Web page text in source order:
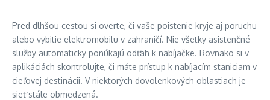
Pred dlhšou cestou si overte, či vaše poistenie kryje aj poruchu
alebo vybitie elektromobilu v zahraničí. Nie všetky asistenčné
služby automaticky ponúkajú odťah k nabíjačke. Rovnako si v
aplikáciách skontrolujte, či máte prístup k nabíjacím staniciam v
cieľovej destinácii. V niektorých dovolenkových oblastiach je
sieť stále obmedzená.